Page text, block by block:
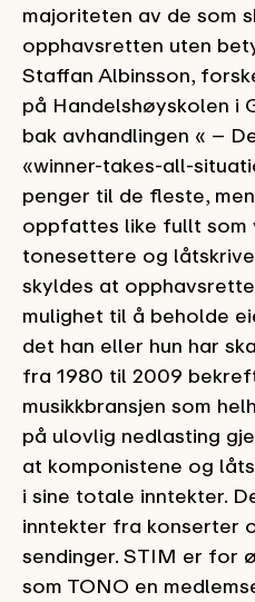
majoriteten av de som
opphavsretten uten
Staffan Albinsson,
på Handelshøyskolen i
bak avhandlingen « –
«winner-takes-all-
penger til de fleste,
oppfattes like fullt som
tonesettere og
skyldes at
mulighet til å beholde
det han eller hun har
fra 1980 til 2009
musikkbransjen som
på ulovlig nedlasting
at komponistene og
i sine totale inntekter.
inntekter fra konserter
sendinger. STIM er for
som TONO en